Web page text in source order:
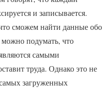
и записывается.
сможем найти данные обо
подумать, что
самыми
труда. Однако это не
загруженных